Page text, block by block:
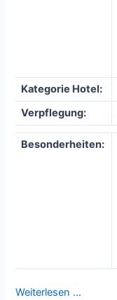
Kategorie Hotel:
Verpflegung:
Besonderheiten:
Weiterlesen …